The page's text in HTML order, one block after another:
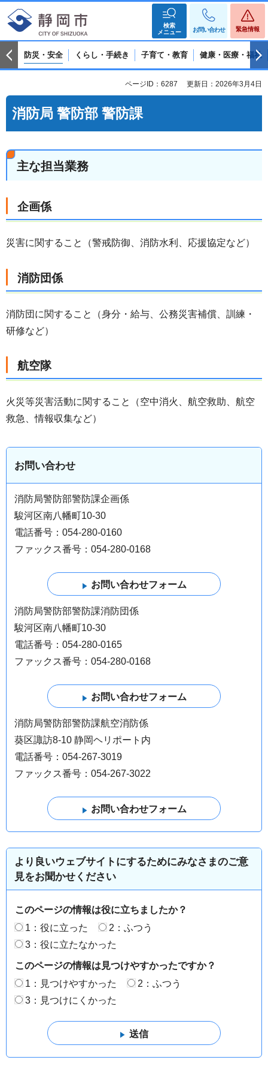
検索
メニュー
お問い合わせ 緊急情報
防災・安全 くらし・手続き 子育て・教育 健康・医療・福祉
ページID：6287 更新日：2026年3月4日
消防局 警防部 警防課
主な担当業務
企画係
災害に関すること（警戒防御、消防水利、応援協定など）
消防団係
消防団に関すること（身分・給与、公務災害補償、訓練・
研修など）
航空隊
火災等災害活動に関すること（空中消火、航空救助、航空
救急、情報収集など）
お問い合わせ
消防局警防部警防課企画係
駿河区南八幡町10-30
電話番号：054-280-0160
ファックス番号：054-280-0168
消防局警防部警防課消防団係
駿河区南八幡町10-30
電話番号：054-280-0165
ファックス番号：054-280-0168
消防局警防部警防課航空消防係
葵区諏訪8-10 静岡ヘリポート内
電話番号：054-267-3019
ファックス番号：054-267-3022
より良いウェブサイトにするためにみなさまのご意
見をお聞かせください
このページの情報は役に立ちましたか？
1：役に立った
2：ふつう
3：役に立たなかった
このページの情報は見つけやすかったですか？
1：見つけやすかった
2：ふつう
3：見つけにくかった